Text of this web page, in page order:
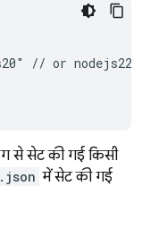
// or nodejs22
से सेट की गई किसी
में सेट की गई